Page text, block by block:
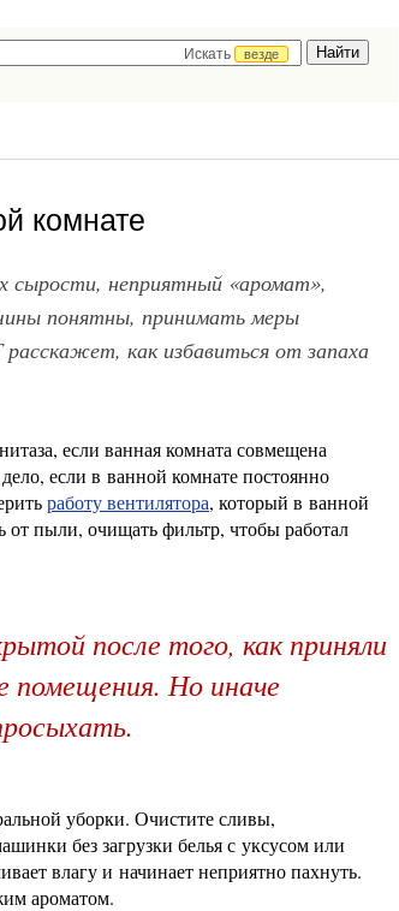
Искать
везде
комнате
сырости, неприятный «аромат»,
понятны, принимать меры
как избавиться от запаха
если ванная комната совмещена
если в ванной комнате постоянно
работу вентилятора, который в ванной
от пыли, очищать фильтр, чтобы работал
после того, как приняли
помещения. Но иначе
уборки. Очистите сливы,
без загрузки белья с уксусом или
влагу и начинает неприятно пахнуть.
ароматом.